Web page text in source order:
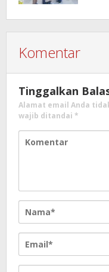
Komentar
Tinggalkan
Alamat email Anda
wajib ditandai *